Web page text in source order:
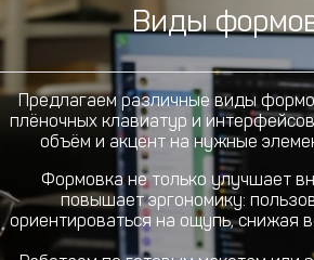
Виды
Предлагаем различные виды
плёночных клавиатур и
объём и акцент на нужные
Формовка не только улучшает
повышает эргономику:
ориентироваться на ощупь, снижая